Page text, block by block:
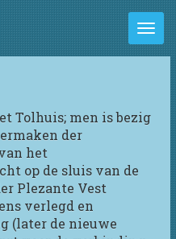
Tolhuis; men is bezig
der
het
op de sluis van de
Plezante Vest
verlegd en
(later de nieuwe